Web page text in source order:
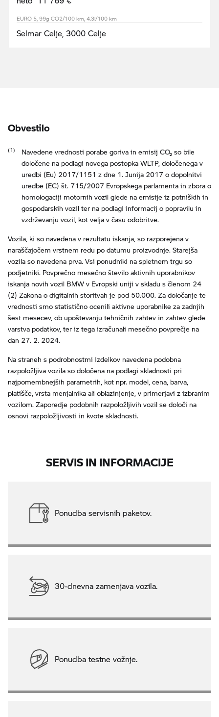
EURO 5, 99g CO2/100 km, 4.3l/100 km
Selmar Celje, 3000 Celje
Obvestilo
Navedene vrednosti porabe goriva in emisij CO₂ so bile
določene na podlagi novega postopka WLTP, določenega v
uredbi (Eu) 2017/1151 z dne 1. Junija 2017 o dopolnitvi
uredbe (EC) št. 715/2007 Evropskega parlamenta in zbora o
homologaciji motornih vozil glede na emisije iz potniških in
gospodarskih vozil ter na podlagi informacij o popravilu in
vzdrževanju vozil, kot velja v času odobritve.
Vozila, ki so navedena v rezultatu iskanja, so razporejena v
naraščajočem vrstnem redu po datumu proizvodnje. Starejša
vozila so navedena prva. Vsi ponudniki na spletnem trgu so
podjetniki. Povprečno mesečno število aktivnih uporabnikov
iskanja novih vozil BMW v Evropski uniji v skladu s členom 24
(2) Zakona o digitalnih storitvah je pod 50.000. Za določanje te
vrednosti smo statistično ocenili aktivne uporabnike za zadnjih
šest mesecev, ob upoštevanju tehničnih zahtev in zahtev glede
varstva podatkov, ter iz tega izračunali mesečno povprečje na
dan 27. 2. 2024.
Na straneh s podrobnostmi izdelkov navedena podobna
razpoložljiva vozila so določena na podlagi skladnosti pri
najpomembnejših parametrih, kot npr. model, cena, barva,
platišče, vrsta menjalnika ali oblazinjenje, v primerjavi z izbranim
vozilom. Zaporedje podobnih razpoložljivih vozil se določi na
osnovi razpoložljivosti in kvote skladnosti.
SERVIS IN INFORMACIJE
Ponudba servisnih paketov.
30-dnevna zamenjava vozila.
Ponudba testne vožnje.